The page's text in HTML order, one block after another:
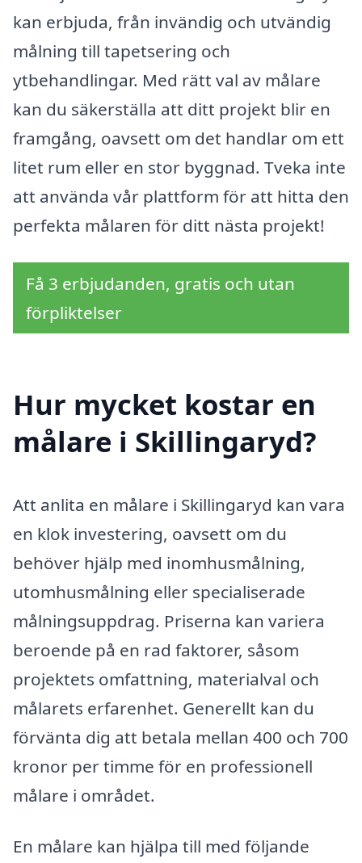
kan erbjuda, från invändig och utvändig
målning till tapetsering och
ytbehandlingar. Med rätt val av målare
kan du säkerställa att ditt projekt blir en
framgång, oavsett om det handlar om ett
litet rum eller en stor byggnad. Tveka inte
att använda vår plattform för att hitta den
perfekta målaren för ditt nästa projekt!
Få 3 erbjudanden, gratis och utan
förpliktelser
Hur mycket kostar en
målare i Skillingaryd?
Att anlita en målare i Skillingaryd kan vara
en klok investering, oavsett om du
behöver hjälp med inomhusmålning,
utomhusmålning eller specialiserade
målningsuppdrag. Priserna kan variera
beroende på en rad faktorer, såsom
projektets omfattning, materialval och
målarets erfarenhet. Generellt kan du
förvänta dig att betala mellan 400 och 700
kronor per timme för en professionell
målare i området.
En målare kan hjälpa till med följande